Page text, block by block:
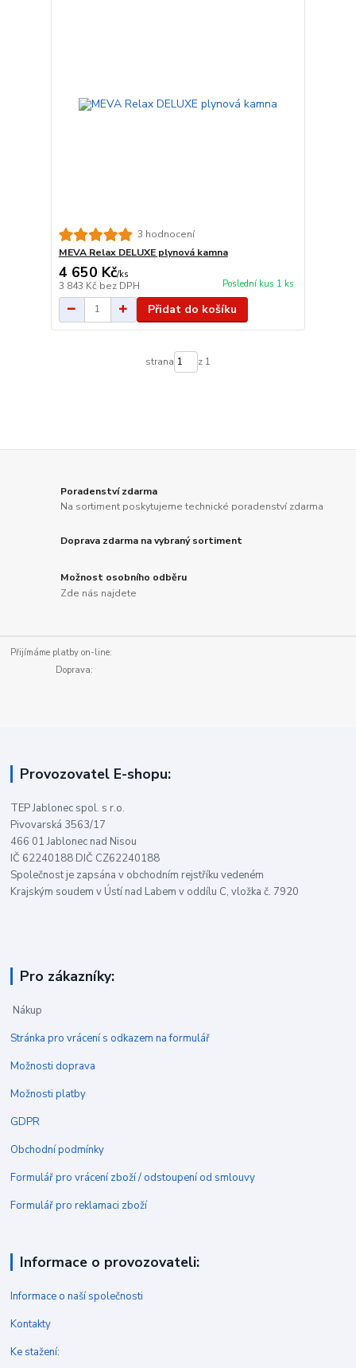
3 hodnocení
MEVA Relax DELUXE plynová kamna
4 650 Kč/ks
3 843 Kč bez DPH Poslední kus 1 ks
Přidat do košíku
strana z 1
Poradenství zdarma
Na sortiment poskytujeme technické poradenství zdarma
Doprava zdarma na vybraný sortiment
Možnost osobního odběru
Zde nás najdete
Přijímáme platby on-line:
Doprava:
Provozovatel E-shopu:
TEP Jablonec spol. s r.o.
Pivovarská 3563/17
466 01 Jablonec nad Nisou
IČ 62240188 DIČ CZ62240188
Společnost je zapsána v obchodním rejstříku vedeném
Krajským soudem v Ústí nad Labem v oddílu C, vložka č. 7920
Pro zákazníky:
Nákup
Stránka pro vrácení s odkazem na formulář
Možnosti doprava
Možnosti platby
GDPR
Obchodní podmínky
Formulář pro vrácení zboží / odstoupení od smlouvy
Formulář pro reklamaci zboží
Informace o provozovateli:
Informace o naší společnosti
Kontakty
Ke stažení: